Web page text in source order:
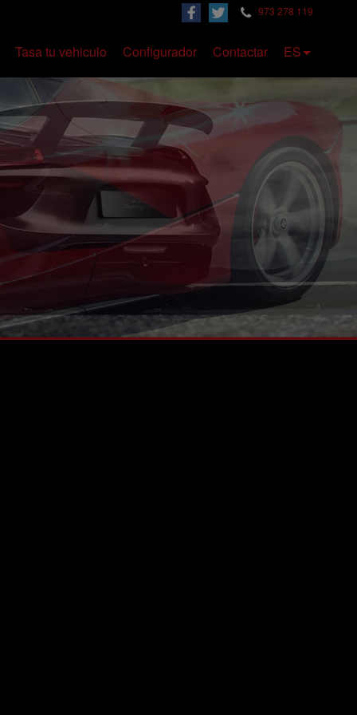
973 278 119
Tasa tu vehiculo Configurador Contactar ES